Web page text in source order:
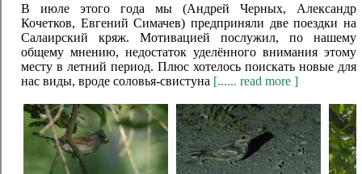
В июле этого года мы (Андрей Черных, Александр
Кочетков, Евгений Симачев) предприняли две поездки на
Салаирский кряж. Мотивацией послужил, по нашему
общему мнению, недостаток уделённого внимания этому
месту в летний период. Плюс хотелось поискать новые для
нас виды, вроде соловья-свистуна [...... read more ]